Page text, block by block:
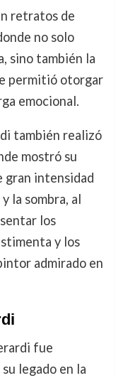
retratos de
no solo
sino también la
permitió otorgar
emocional.
también realizó
mostró su
gran intensidad
la sombra, al
los
y los
admirado en
fue
legado en la